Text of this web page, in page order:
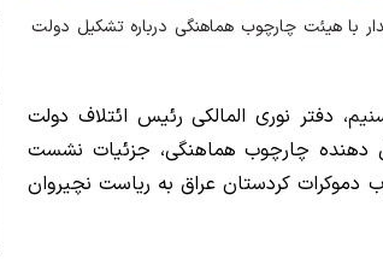
با هیئت چارچوب هماهنگی درباره تشکیل دولت
، دفتر نوری المالکی رئیس ائتلاف دولت
دهنده چارچوب هماهنگی، جزئیات نشست
کردستان عراق به ریاست نچیروان